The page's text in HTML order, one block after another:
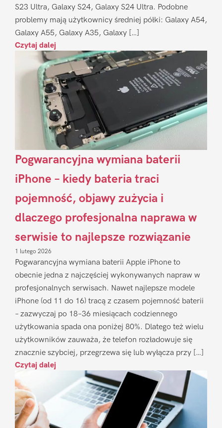
S23 Ultra, Galaxy S24, Galaxy S24 Ultra. Podobne
problemy mają użytkownicy średniej półki: Galaxy A54,
Galaxy A55, Galaxy A35, Galaxy […]
Czytaj dalej
Pogwarancyjna wymiana baterii
iPhone – kiedy bateria traci
pojemność, objawy zużycia i
dlaczego profesjonalna naprawa w
serwisie to najlepsze rozwiązanie
1 lutego 2026
Pogwarancyjna wymiana baterii Apple iPhone to
obecnie jedna z najczęściej wykonywanych napraw w
profesjonalnych serwisach. Nawet najlepsze modele
iPhone (od 11 do 16) tracą z czasem pojemność baterii
– zazwyczaj po 18–36 miesiącach codziennego
użytkowania spada ona poniżej 80%. Dlatego też wielu
użytkowników zauważa, że telefon rozładowuje się
znacznie szybciej, przegrzewa się lub wyłącza przy […]
Czytaj dalej